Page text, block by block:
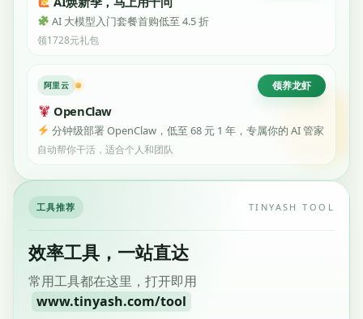
AI 大模型入门套餐首购低至 4.5 折
领1728元礼包
阿里云 领养龙虾
OpenClaw
分钟级部署 OpenClaw，低至 68 元 1 年，专属你的 AI 管家
自动帮你干活，适合个人和团队
工具推荐 TINYASH TOOL
效率工具，一站直达
常用工具都在这里，打开即用
www.tinyash.com/tool